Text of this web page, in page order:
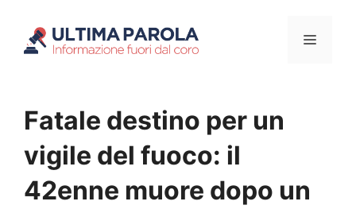
Menu
Fatale destino per un
vigile del fuoco: il
42enne muore dopo un